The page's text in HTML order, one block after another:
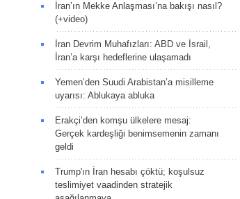
İran’ın Mekke Anlaşması’na bakışı nasıl?
(+video)
İran Devrim Muhafızları: ABD ve İsrail,
İran’a karşı hedeflerine ulaşamadı
Yemen’den Suudi Arabistan’a misilleme
uyarısı: Ablukaya abluka
Erakçi’den komşu ülkelere mesaj:
Gerçek kardeşliği benimsemenin zamanı
geldi
Trump'ın İran hesabı çöktü; koşulsuz
teslimiyet vaadinden stratejik